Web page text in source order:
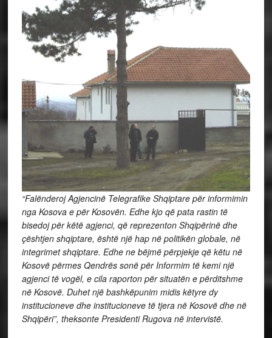
“Falënderoj Agjencinë Telegrafike Shqiptare për informimin
nga Kosova e për Kosovën. Edhe kjo që pata rastin të
bisedoj për këtë agjenci, që reprezenton Shqipërinë dhe
çështjen shqiptare, është një hap në politikën globale, në
integrimet shqiptare. Edhe ne bëjmë përpjekje që këtu në
Kosovë përmes Qendrës sonë për Informim të kemi një
agjenci të vogël, e cila raporton për situatën e përditshme
në Kosovë. Duhet një bashkëpunim midis këtyre dy
institucioneve dhe institucioneve të tjera në Kosovë dhe në
Shqipëri”, theksonte Presidenti Rugova në intervistë.